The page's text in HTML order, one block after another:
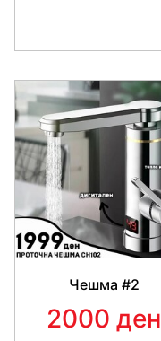
Чешма #2
2000 ден